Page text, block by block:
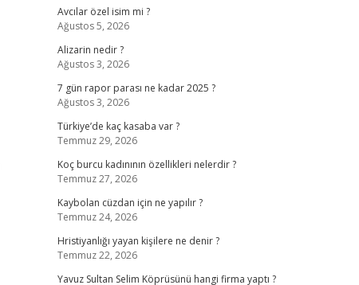
Avcılar özel isim mi ?
Ağustos 5, 2026
Alizarin nedir ?
Ağustos 3, 2026
7 gün rapor parası ne kadar 2025 ?
Ağustos 3, 2026
Türkiye’de kaç kasaba var ?
Temmuz 29, 2026
Koç burcu kadınının özellikleri nelerdir ?
Temmuz 27, 2026
Kaybolan cüzdan için ne yapılır ?
Temmuz 24, 2026
Hristiyanlığı yayan kişilere ne denir ?
Temmuz 22, 2026
Yavuz Sultan Selim Köprüsünü hangi firma yaptı ?